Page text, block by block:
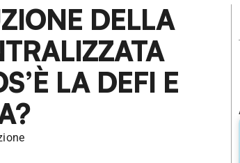
DELLA
LA DEFI E